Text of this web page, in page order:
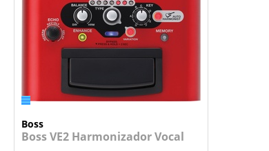
Boss
Boss VE2 Harmonizador Vocal